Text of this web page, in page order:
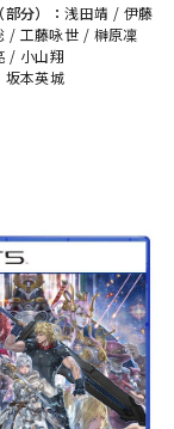
部分）：浅田靖 / 伊藤
/ 工藤咏世 / 榊原凜
/ 小山翔
坂本英城